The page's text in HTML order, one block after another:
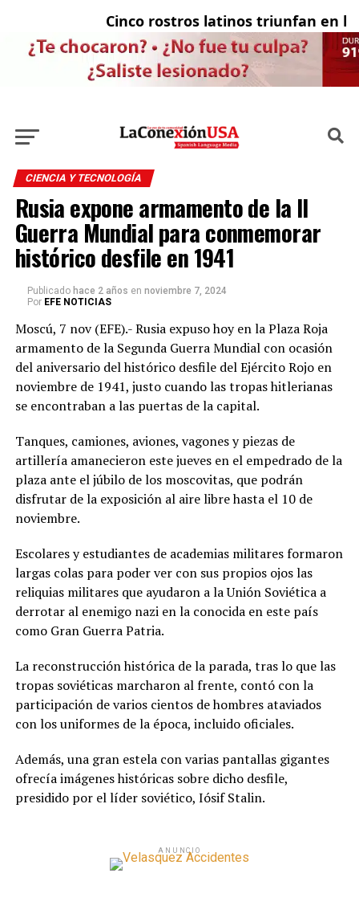
Cinco rostros latinos triunfan en la
CIENCIA Y TECNOLOGÍA
Rusia expone armamento de la II
Guerra Mundial para conmemorar
histórico desfile en 1941
Publicado hace 2 años en noviembre 7, 2024
Por EFE NOTICIAS
Moscú, 7 nov (EFE).- Rusia expuso hoy en la Plaza Roja
armamento de la Segunda Guerra Mundial con ocasión
del aniversario del histórico desfile del Ejército Rojo en
noviembre de 1941, justo cuando las tropas hitlerianas
se encontraban a las puertas de la capital.
Tanques, camiones, aviones, vagones y piezas de
artillería amanecieron este jueves en el empedrado de la
plaza ante el júbilo de los moscovitas, que podrán
disfrutar de la exposición al aire libre hasta el 10 de
noviembre.
Escolares y estudiantes de academias militares formaron
largas colas para poder ver con sus propios ojos las
reliquias militares que ayudaron a la Unión Soviética a
derrotar al enemigo nazi en la conocida en este país
como Gran Guerra Patria.
La reconstrucción histórica de la parada, tras lo que las
tropas soviéticas marcharon al frente, contó con la
participación de varios cientos de hombres ataviados
con los uniformes de la época, incluido oficiales.
Además, una gran estela con varias pantallas gigantes
ofrecía imágenes históricas sobre dicho desfile,
presidido por el líder soviético, Iósif Stalin.
ANUNCIO